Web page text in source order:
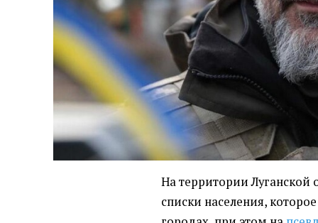
На территории Луганской
списки населения,